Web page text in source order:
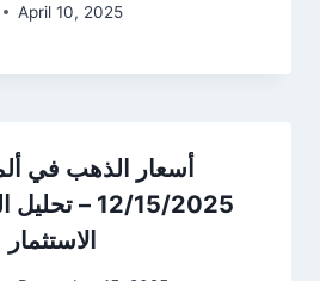
April 10, 2025
أسعار الذهب في
12/15/2025
الاستثمار